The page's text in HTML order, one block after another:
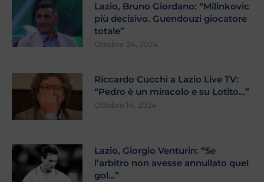
Lazio, Bruno Giordano: “Milinkovic
più decisivo. Guendouzi giocatore
totale”
Ottobre 24, 2024
Riccardo Cucchi a Lazio Live TV:
“Pedro è un miracolo e su Lotito…”
Ottobre 14, 2024
Lazio, Giorgio Venturin: “Se
l’arbitro non avesse annullato quel
gol…”